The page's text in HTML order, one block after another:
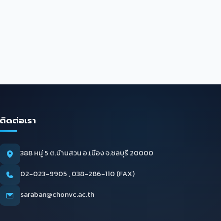
ติดต่อเรา
388 หมู่ 5 ต.บ้านสวน อ.เมือง จ.ชลบุรี 20000
02-023-9905 , 038-286-110 (FAX)
saraban@chonvc.ac.th